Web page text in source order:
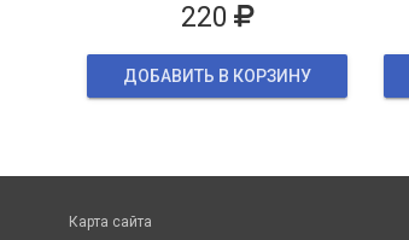
220
ДОБАВИТЬ В КОРЗИНУ
Карта сайта